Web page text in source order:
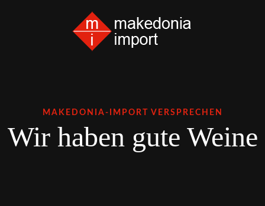
MAKEDONIA-IMPORT VERSPRECHEN
Wir haben gute Weine